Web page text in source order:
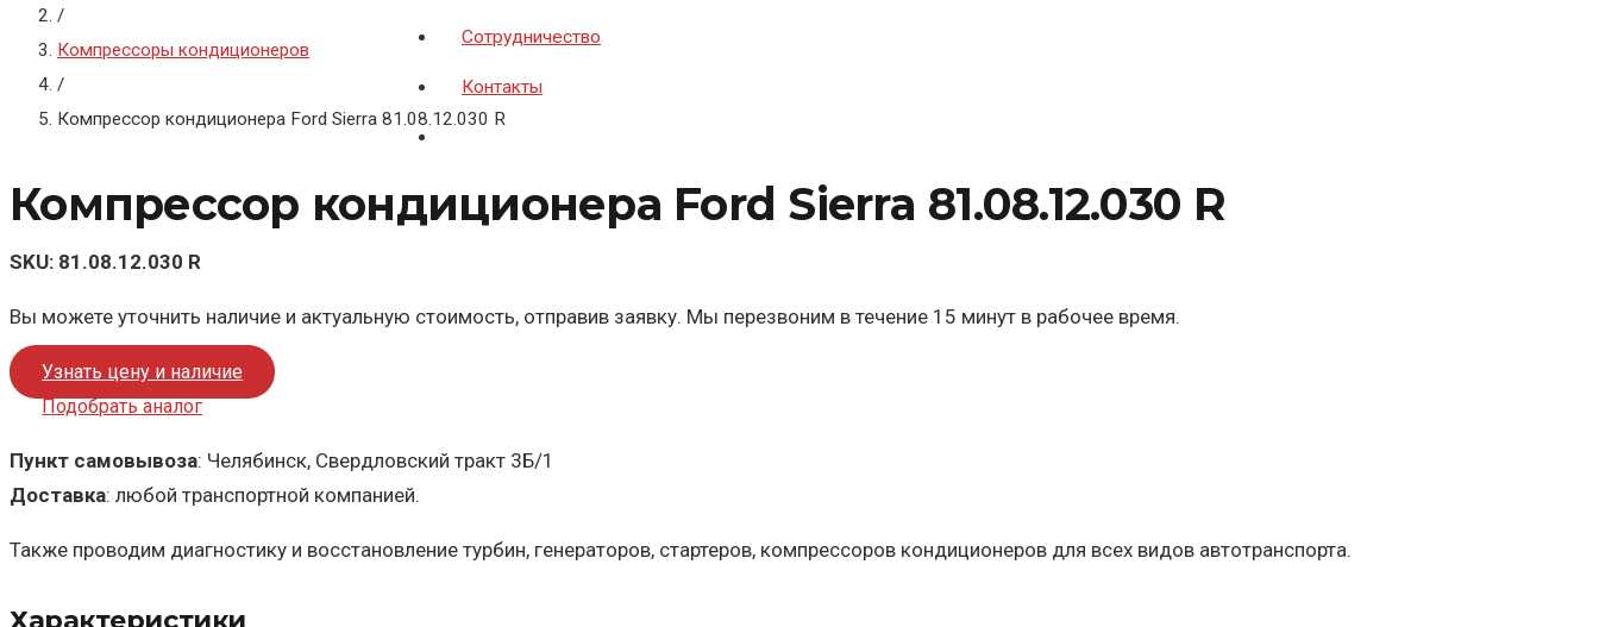
Сотрудничество
Контакты
/
Компрессоры кондиционеров
/
Компрессор кондиционера Ford Sierra 81.08.12.030 R
Компрессор кондиционера Ford Sierra 81.08.12.030 R
SKU: 81.08.12.030 R
Вы можете уточнить наличие и актуальную стоимость, отправив заявку. Мы перезвоним в течение 15 минут в рабочее время.
Узнать цену и наличие
Подобрать аналог
Пункт самовывоза: Челябинск, Свердловский тракт 3Б/1
Доставка: любой транспортной компанией.
Также проводим диагностику и восстановление турбин, генераторов, стартеров, компрессоров кондиционеров для всех видов автотранспорта.
Характеристики